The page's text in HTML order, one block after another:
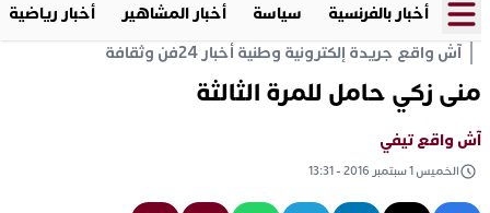
أخبار بالفرنسية سياسة أخبار المشاهير
أخبار رياضية
آش واقع جريدة إلكترونية وطنية أخبار 24
فن وثقافة
منى زكي حامل للمرة الثالثة
آش واقع تيفي
الخميس 1 سبتمبر 2016 - 13:31